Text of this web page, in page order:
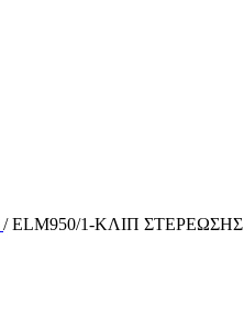
/ ELM950/1-ΚΛΙΠ ΣΤΕΡΕΩΣΗΣ